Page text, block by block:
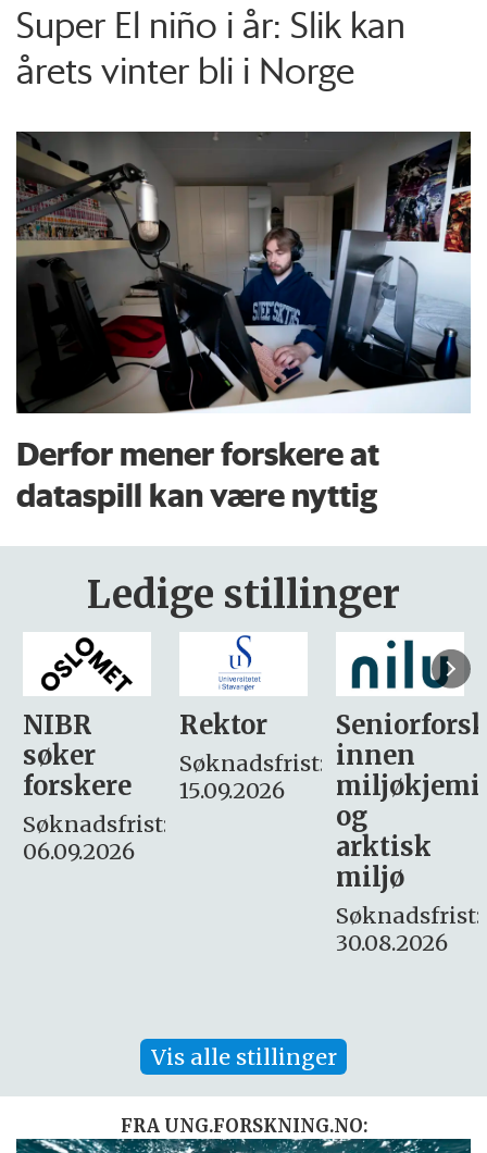
Super El niño i år: Slik kan
årets vinter bli i Norge
Derfor mener forskere at
dataspill kan være nyttig
Ledige stillinger
Rektor
Søknadsfrist:
15.09.2026
Seniorforsker
innen
miljøkjemi
søker
– fast
Søknadsfrist:
16. august.
Vis alle stillinger
FRA UNG.FORSKNING.NO: